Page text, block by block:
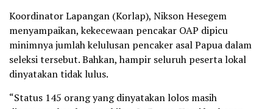
Koordinator Lapangan (Korlap), Nikson Hesegem
menyampaikan, kekecewaan pencakar OAP dipicu
minimnya jumlah kelulusan pencaker asal Papua dalam
seleksi tersebut. Bahkan, hampir seluruh peserta lokal
dinyatakan tidak lulus.
“Status 145 orang yang dinyatakan lolos masih